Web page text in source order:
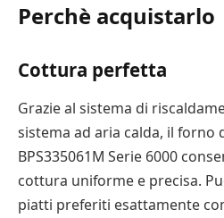
Perchè acquistarlo
Cottura perfetta
Grazie al sistema di
sistema ad aria calda, il forno
BPS335061M Serie 6000
cottura uniforme e precisa.
piatti preferiti esattamente